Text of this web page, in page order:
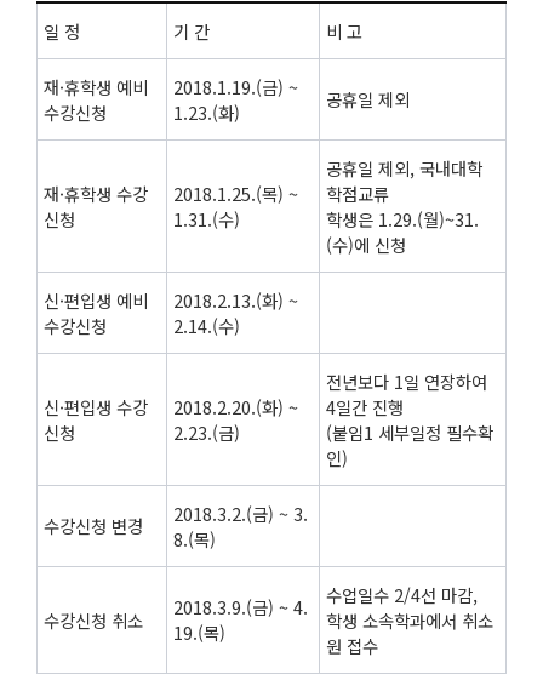
일 정 기 간 비 고
재·휴학생 예비
수강신청
2018.1.19.(금) ~
1.23.(화)
공휴일 제외
재·휴학생 수강
신청
2018.1.25.(목) ~
1.31.(수)
공휴일 제외, 국내대학
학점교류
학생은 1.29.(월)~31.
(수)에 신청
신·편입생 예비
수강신청
2018.2.13.(화) ~
2.14.(수)
신·편입생 수강
신청
2018.2.20.(화) ~
2.23.(금)
전년보다 1일 연장하여
4일간 진행
(붙임1 세부일정 필수확
인)
수강신청 변경
2018.3.2.(금) ~ 3.
8.(목)
수강신청 취소
2018.3.9.(금) ~ 4.
19.(목)
수업일수 2/4선 마감,
학생 소속학과에서 취소
원 접수